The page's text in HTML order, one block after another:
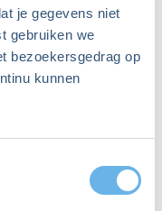
je gegevens niet
gebruiken we
bezoekersgedrag op
kunnen
in de zoekbalk in te